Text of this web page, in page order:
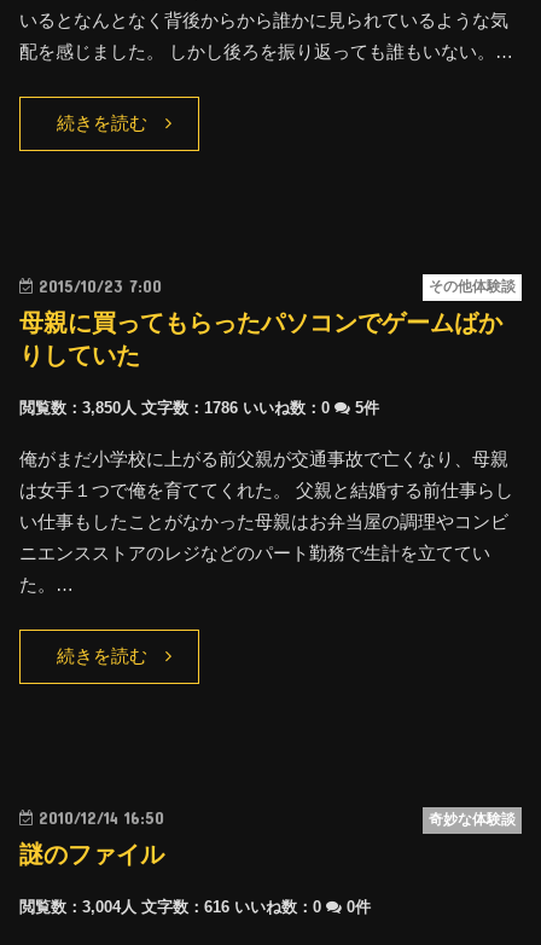
いるとなんとなく背後からから誰かに見られているような気
配を感じました。 しかし後ろを振り返っても誰もいない。…
続きを読む
2015/10/23 7:00 その他体験談
母親に買ってもらったパソコンでゲームばか
りしていた
閲覧数：3,850人 文字数：1786 いいね数：0 5件
俺がまだ小学校に上がる前父親が交通事故で亡くなり、母親
は女手１つで俺を育ててくれた。 父親と結婚する前仕事らし
い仕事もしたことがなかった母親はお弁当屋の調理やコンビ
ニエンスストアのレジなどのパート勤務で生計を立ててい
た。…
続きを読む
2010/12/14 16:50 奇妙な体験談
謎のファイル
閲覧数：3,004人 文字数：616 いいね数：0 0件